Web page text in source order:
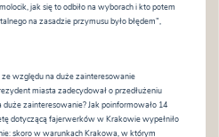
jak się to odbiło na wyborach i kto potem
na zasadzie przymusu było błędem”,
względu na duże zainteresowanie
miasta zadecydował o przedłużeniu
duże zainteresowanie? Jak poinformowało 14
dotyczącą fajerwerków w Krakowie wypełniło
skoro w warunkach Krakowa, w którym